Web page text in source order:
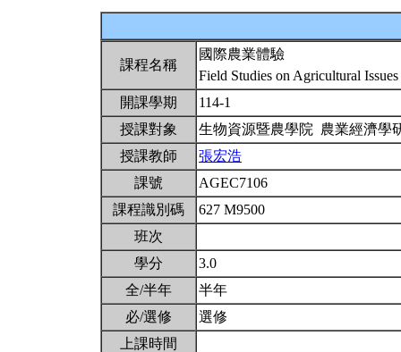
課程名稱
國際農業體驗
Field Studies on Agricultural
開課學期
114-1
授課對象
生物資源暨農學院 農業經濟學
授課教師
張宏浩
課號
AGEC7106
課程識別碼
627 M9500
班次
學分
3.0
全/半年
半年
必/選修
選修
上課時間